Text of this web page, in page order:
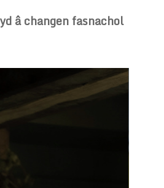
â changen fasnachol